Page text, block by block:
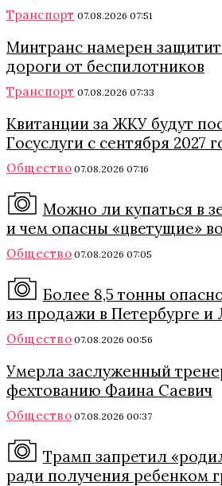
Транспорт 07.08.2026 07:51
Минтранс намерен
дороги от беспилотников
Транспорт 07.08.2026 07:33
Квитанции за ЖКУ будут
Госуслуги с сентября 2027
Общество 07.08.2026 07:16
Можно ли купаться в
и чем опасны «цветущие»
Общество 07.08.2026 07:05
Более 8,5 тонны
из продажи в Петербурге и
Общество 07.08.2026 00:56
Умерла заслуженный
фехтованию Фаина Саевич
Общество 07.08.2026 00:37
Трамп запретил
ради получения ребенком